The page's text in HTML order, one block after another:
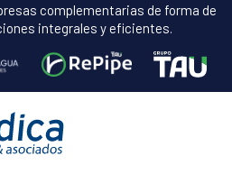
complementarias de forma de
integrales y eficientes.